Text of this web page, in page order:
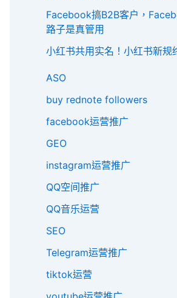
Facebook搞B2B客户，
路子是真管用
小红书共用实名！小红书新规
ASO
buy rednote followers
facebook运营推广
GEO
instagram运营推广
QQ空间推广
QQ音乐运营
SEO
Telegram运营推广
tiktok运营